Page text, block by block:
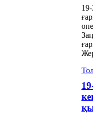
архив қоры